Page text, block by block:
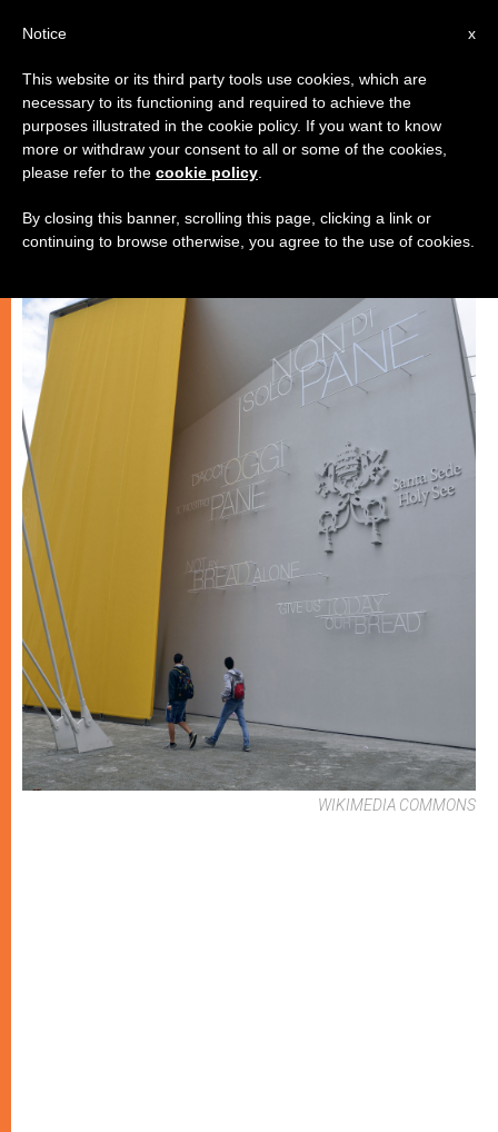
CHIESE LOCALI
WIKIMEDIA COMMONS
x
Notice
This website or its third party tools use cookies, which are
necessary to its functioning and required to achieve the
purposes illustrated in the cookie policy. If you want to know
more or withdraw your consent to all or some of the cookies,
please refer to the cookie policy
By closing this banner, scrolling this page, clicking a link or
continuing to browse otherwise, you agree to the use of cookies.